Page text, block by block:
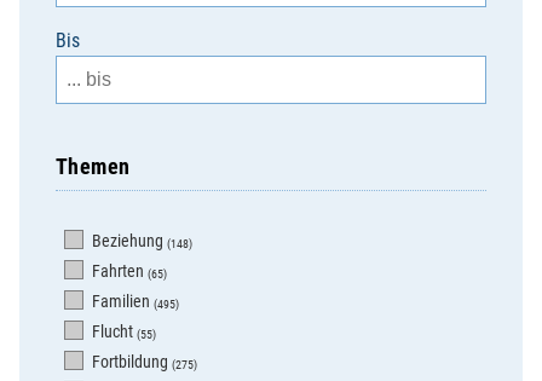
Bis
Themen
Beziehung (148)
Fahrten (65)
Familien (495)
Flucht (55)
Fortbildung (275)